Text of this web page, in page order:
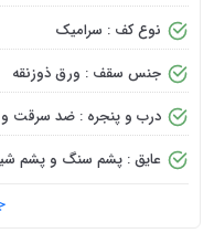
نوع کف : سرامیک
جنس سقف : ورق ذوزنقه
درب و پنجره : ضد سرقت
عایق : پشم سنگ و پشم